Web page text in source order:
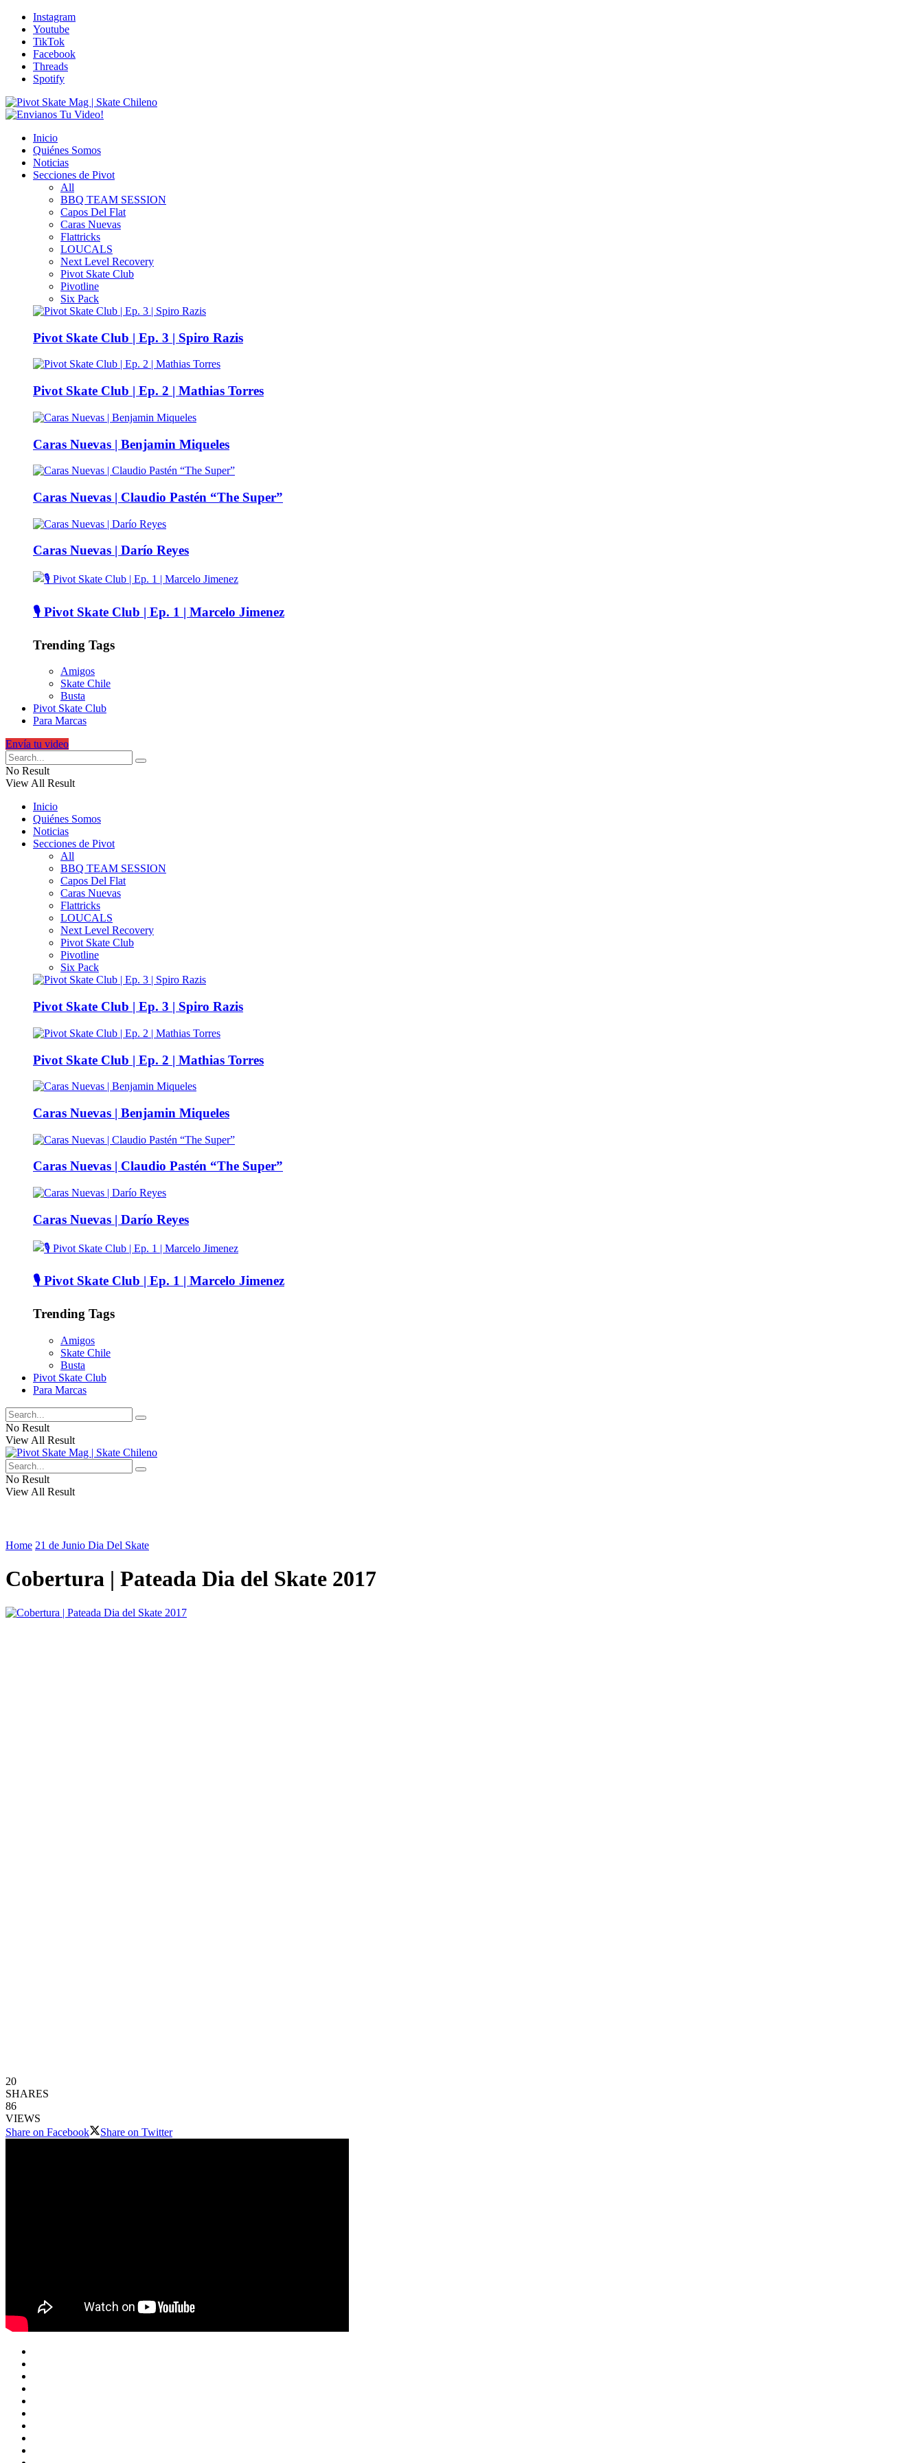
Instagram
Youtube
TikTok
Facebook
Threads
Spotify
Inicio
Quiénes Somos
Noticias
Secciones de Pivot
All
BBQ TEAM SESSION
Capos Del Flat
Caras Nuevas
Flattricks
LOUCALS
Next Level Recovery
Pivot Skate Club
Pivotline
Six Pack
Pivot Skate Club | Ep. 3 | Spiro Razis
Pivot Skate Club | Ep. 2 | Mathias Torres
Caras Nuevas | Benjamin Miqueles
Caras Nuevas | Claudio Pastén “The Super”
Caras Nuevas | Darío Reyes
🎙️ Pivot Skate Club | Ep. 1 | Marcelo Jimenez
Trending Tags
Amigos
Skate Chile
Busta
Pivot Skate Club
Para Marcas
Envía tu video
No Result
View All Result
Inicio
Quiénes Somos
Noticias
Secciones de Pivot
All
BBQ TEAM SESSION
Capos Del Flat
Caras Nuevas
Flattricks
LOUCALS
Next Level Recovery
Pivot Skate Club
Pivotline
Six Pack
Pivot Skate Club | Ep. 3 | Spiro Razis
Pivot Skate Club | Ep. 2 | Mathias Torres
Caras Nuevas | Benjamin Miqueles
Caras Nuevas | Claudio Pastén “The Super”
Caras Nuevas | Darío Reyes
🎙️ Pivot Skate Club | Ep. 1 | Marcelo Jimenez
Trending Tags
Amigos
Skate Chile
Busta
Pivot Skate Club
Para Marcas
No Result
View All Result
No Result
View All Result
Home 21 de Junio Dia Del Skate
Cobertura | Pateada Dia del Skate 2017
20
SHARES
86
VIEWS
Share on Facebook
Share on Twitter